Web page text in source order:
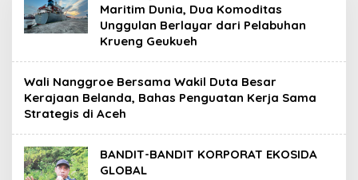
Maritim Dunia, Dua Komoditas
Unggulan Berlayar dari Pelabuhan
Krueng Geukueh
Wali Nanggroe Bersama Wakil Duta Besar
Kerajaan Belanda, Bahas Penguatan Kerja Sama
Strategis di Aceh
BANDIT-BANDIT KORPORAT EKOSIDA
GLOBAL